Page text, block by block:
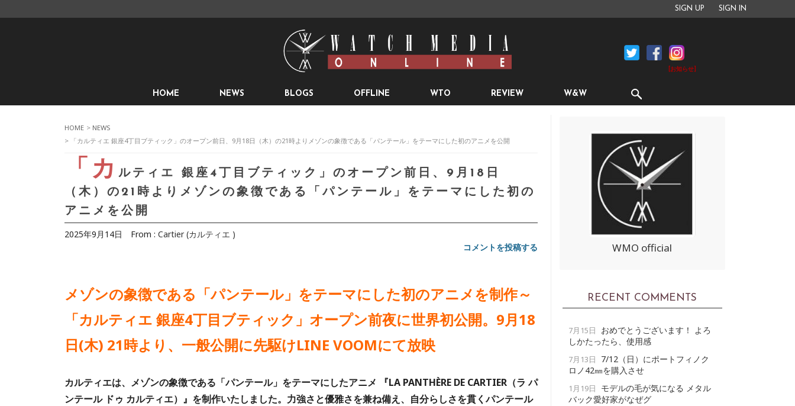
SIGN UP SIGN IN
[お知らせ]
HOME NEWS BLOGS OFFLINE WTO REVIEW W&W
HOME > NEWS
> 「カルティエ 銀座4丁目ブティック」のオープン前日、9月18日（木）の21時よりメゾンの象徴である「パンテール」をテーマにした初のアニメを公開
「カ ルティエ 銀座4丁目ブティック」のオープン前日、9月18日
（木）の21時よりメゾンの象徴である「パンテール」をテーマにした初の
アニメを公開
2025年9月14日 From : Cartier (カルティエ )
コメントを投稿する
メゾンの象徴である「パンテール」をテーマにした初のアニメを制作～
「カルティエ 銀座4丁目ブティック」オープン前夜に世界初公開。9月18
日(木) 21時より、一般公開に先駆けLINE VOOMにて放映
カルティエは、メゾンの象徴である「パンテール」をテーマにしたアニメ 『LA PANTHÈRE DE CARTIER（ラ パ
ンテール ドゥ カルティエ）』を制作いたしました。力強さと優雅さを兼ね備え、自分らしさを貫くパンテール
WMO official
RECENT COMMENTS
7月15日
おめでとうございます！ よろ
しかたったら、使用感
7月13日
7/12（日）にポートフィノク
ロノ42㎜を購入させ
1月19日
モデルの毛が気になる メタル
バック愛好家がなぜグ